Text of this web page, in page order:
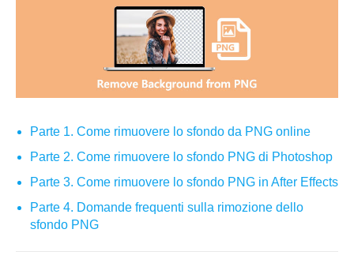
Parte 1. Come rimuovere lo sfondo da PNG online
Parte 2. Come rimuovere lo sfondo PNG di Photoshop
Parte 3. Come rimuovere lo sfondo PNG in After Effects
Parte 4. Domande frequenti sulla rimozione dello
sfondo PNG